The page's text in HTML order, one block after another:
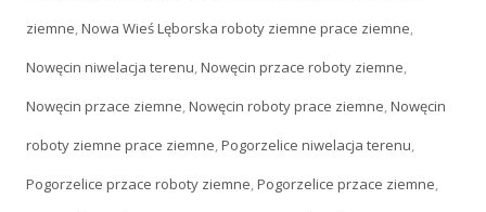
ziemne,Nowa Wieś Lęborska roboty ziemne prace ziemne,
Nowęcin niwelacja terenu,Nowęcin przace roboty ziemne,
Nowęcin przace ziemne,Nowęcin roboty prace ziemne,Nowęcin
roboty ziemne prace ziemne,Pogorzelice niwelacja terenu,
Pogorzelice przace roboty ziemne,Pogorzelice przace ziemne,